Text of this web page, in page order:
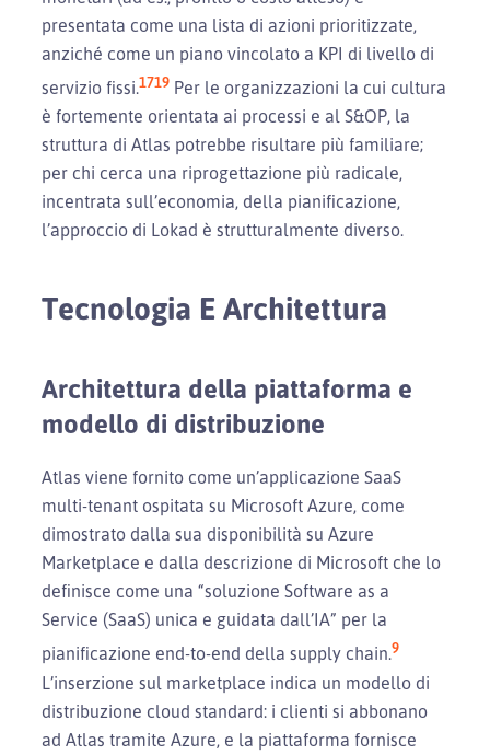
presentata come una lista di azioni prioritizzate,
anziché come un piano vincolato a KPI di livello di
servizio fissi.1719 Per le organizzazioni la cui cultura
è fortemente orientata ai processi e al S&OP, la
struttura di Atlas potrebbe risultare più familiare;
per chi cerca una riprogettazione più radicale,
incentrata sull’economia, della pianificazione,
l’approccio di Lokad è strutturalmente diverso.
Tecnologia E Architettura
Architettura della piattaforma e
modello di distribuzione
Atlas viene fornito come un’applicazione SaaS
multi-tenant ospitata su Microsoft Azure, come
dimostrato dalla sua disponibilità su Azure
Marketplace e dalla descrizione di Microsoft che lo
definisce come una “soluzione Software as a
Service (SaaS) unica e guidata dall’IA” per la
pianificazione end-to-end della supply chain.9
L’inserzione sul marketplace indica un modello di
distribuzione cloud standard: i clienti si abbonano
ad Atlas tramite Azure, e la piattaforma fornisce